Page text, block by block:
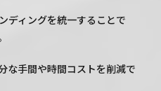
ディングを統一することで
な手間や時間コストを削減で